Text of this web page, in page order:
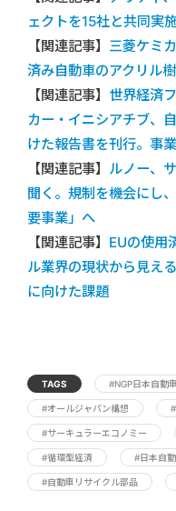
ェクトを15社と共同実
【関連記事】 三菱ケミ
済み自動車のアクリル
【関連記事】 世界経済
カー・イニシアチブ、
けた報告書を刊行。事
【関連記事】 ルノー、
聞く。規制を機会にし
要事業」へ
【関連記事】 EUの使用
ル業界の現状から見え
に向けた課題
TAGS #NGP日本自動
#オールジャパン構想
#サーキュラーエコノミー
#循環型経済 #日本自
#自動車リサイクル部品